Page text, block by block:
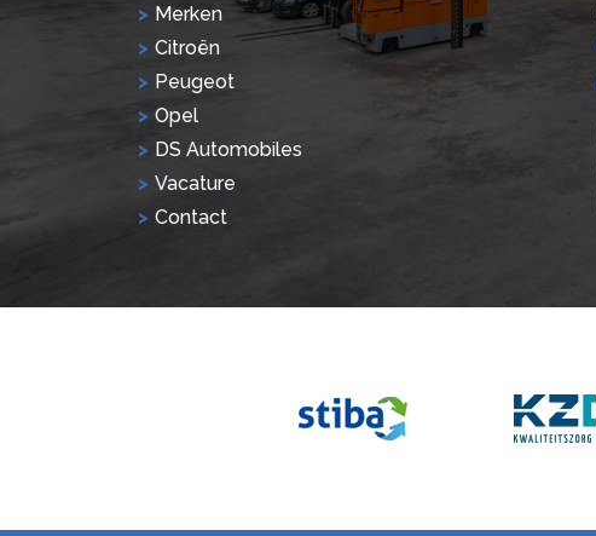
Merken
Citroën
Peugeot
Opel
DS Automobiles
Vacature
Contact